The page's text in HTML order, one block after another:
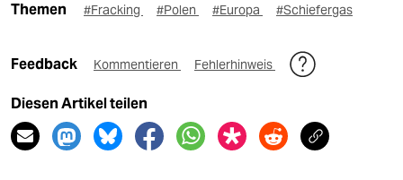
Themen #Fracking #Polen #Europa #Schiefergas
Feedback Kommentieren Fehlerhinweis
Diesen Artikel teilen